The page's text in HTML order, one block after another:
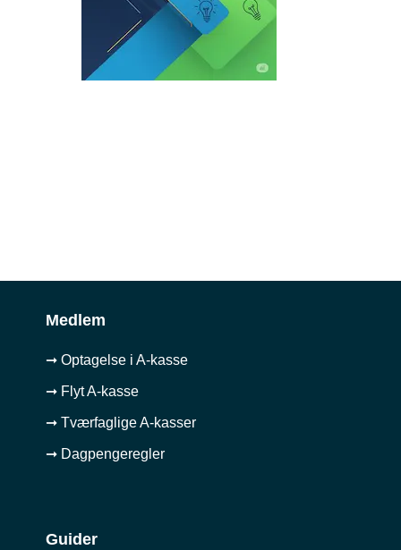
Medlem
➞ Optagelse i A-kasse
➞ Flyt A-kasse
➞ Tværfaglige A-kasser
➞ Dagpengeregler
Guider